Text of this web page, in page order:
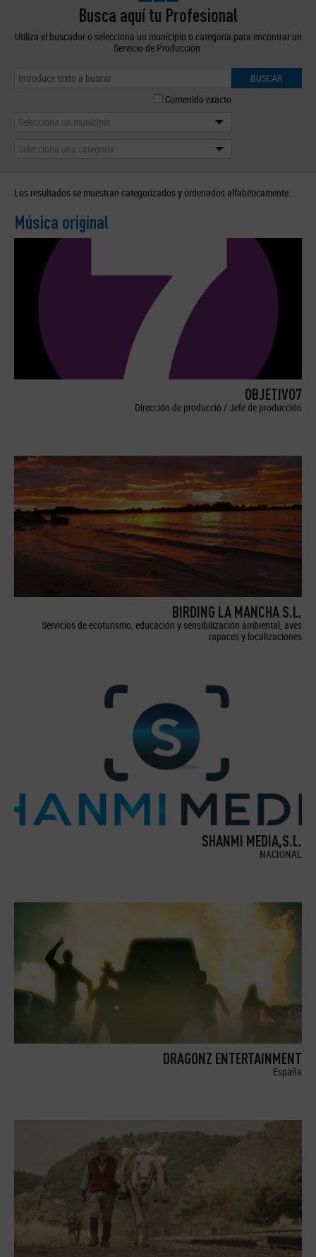
Busca aquí tu Profesional
Utiliza el buscador o selecciona un municipio o categoría para encontrar un
Servicio de Producción.
BUSCAR
Contenido exacto
Selecciona un municipio
Selecciona una categoría
Los resultados se muestran categorizados y ordenados alfabéticamente.
Música original
OBJETIVO7
Dirección de producció / Jefe de producción
BIRDING LA MANCHA S.L.
Servicios de ecoturismo, educación y sensibilización ambiental, aves
rapaces y localizaciones
SHANMI MEDIA,S.L.
NACIONAL
DRAGONZ ENTERTAINMENT
España